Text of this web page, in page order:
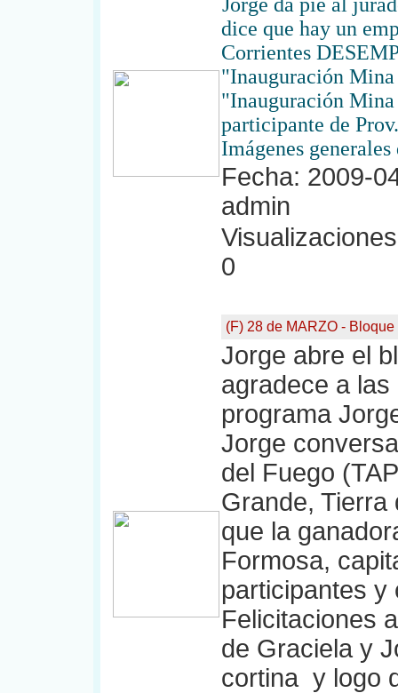
dice que hay un
Corrientes
"Inauguración
"Inauguración
participante de
Imágenes
Fecha: 2009-
admin
0
(F) 28 de MARZO - Bloque
Jorge abre el
agradece a
programa
Jorge
del Fuego
Grande, Tierra
que la
Formosa,
participantes y
Felicitaciones
de Graciela y
cortina y logo